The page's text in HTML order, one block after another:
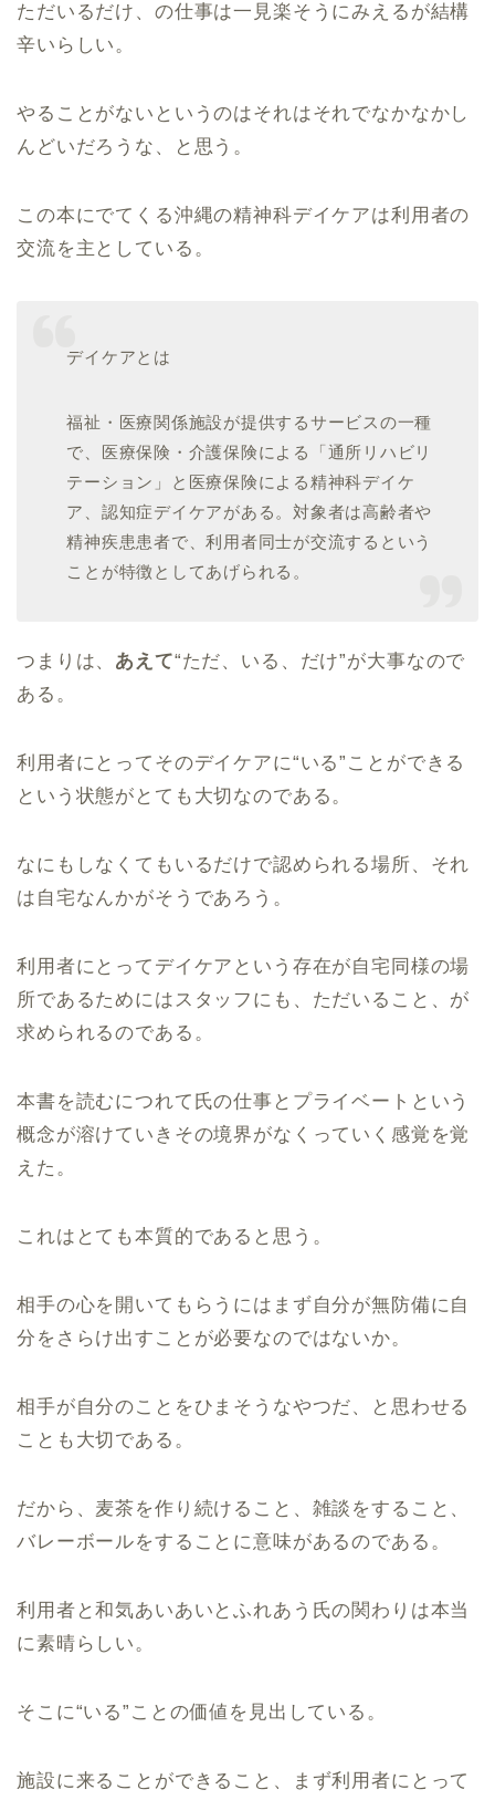
ただいるだけ、の仕事は一見楽そうにみえるが結構
辛いらしい。
やることがないというのはそれはそれでなかなかし
んどいだろうな、と思う。
この本にでてくる沖縄の精神科デイケアは利用者の
交流を主としている。
デイケアとは
福祉・医療関係施設が提供するサービスの一種
で、医療保険・介護保険による「通所リハビリ
テーション」と医療保険による精神科デイケ
ア、認知症デイケアがある。対象者は高齢者や
精神疾患患者で、利用者同士が交流するという
ことが特徴としてあげられる。
つまりは、 あえて“ただ、いる、だけ”が大事なので
ある。
利用者にとってそのデイケアに“いる” ことができる
という状態がとても大切なのである。
なにもしなくてもいるだけで認められる場所、それ
は自宅なんかがそうであろう。
利用者にとってデイケアという存在が自宅同様の場
所であるためにはスタッフにも、ただいること、が
求められるのである。
本書を読むにつれて氏の仕事とプライベートという
概念が溶けていきその境界がなくっていく感覚を覚
えた。
これはとても本質的であると思う。
相手の心を開いてもらうにはまず自分が無防備に自
分をさらけ出すことが必要なのではないか。
相手が自分のことをひまそうなやつだ、と思わせる
ことも大切である。
だから、麦茶を作り続けること、雑談をすること、
バレーボールをすることに意味があるのである。
利用者と和気あいあいとふれあう氏の関わりは本当
に素晴らしい。
そこに“いる” ことの価値を見出している。
施設に来ることができること、まず利用者にとって